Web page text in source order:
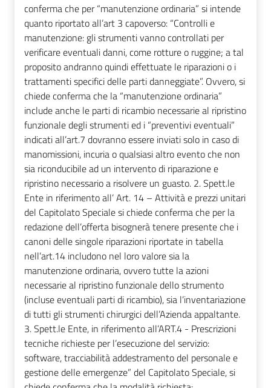
conferma che per “manutenzione ordinaria” si intende
quanto riportato all’art 3 capoverso: “Controlli e
manutenzione: gli strumenti vanno controllati per
verificare eventuali danni, come rotture o ruggine; a tal
proposito andranno quindi effettuate le riparazioni o i
trattamenti specifici delle parti danneggiate”. Ovvero, si
chiede conferma che la “manutenzione ordinaria”
include anche le parti di ricambio necessarie al ripristino
funzionale degli strumenti ed i “preventivi eventuali”
indicati all’art.7 dovranno essere inviati solo in caso di
manomissioni, incuria o qualsiasi altro evento che non
sia riconducibile ad un intervento di riparazione e
ripristino necessario a risolvere un guasto. 2. Spett.le
Ente in riferimento all’ Art. 14 – Attività e prezzi unitari
del Capitolato Speciale si chiede conferma che per la
redazione dell’offerta bisognerà tenere presente che i
canoni delle singole riparazioni riportate in tabella
nell’art.14 includono nel loro valore sia la
manutenzione ordinaria, ovvero tutte la azioni
necessarie al ripristino funzionale dello strumento
(incluse eventuali parti di ricambio), sia l’inventariazione
di tutti gli strumenti chirurgici dell’Azienda appaltante.
3. Spett.le Ente, in riferimento all’ART.4 - Prescrizioni
tecniche richieste per l’esecuzione del servizio:
software, tracciabilità addestramento del personale e
gestione delle emergenze” del Capitolato Speciale, si